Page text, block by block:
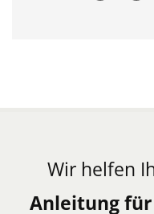
Wir helfen
Anleitung